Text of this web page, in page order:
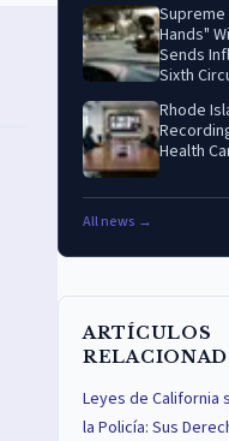
Hands"
Sends
Sixth
Rhode
Health
All news →
ARTÍCULOS
Leyes de California
la Policía: Sus